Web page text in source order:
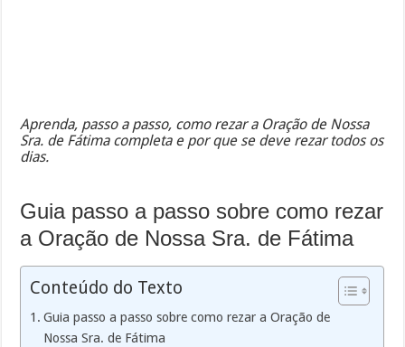
Aprenda, passo a passo, como rezar a Oração de Nossa
Sra. de Fátima completa e por que se deve rezar todos os
dias.
Guia passo a passo sobre como rezar
a Oração de Nossa Sra. de Fátima
Conteúdo do Texto
Guia passo a passo sobre como rezar a Oração de
Nossa Sra. de Fátima